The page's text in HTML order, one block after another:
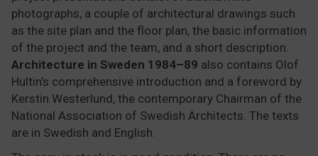
photographs, a couple of architectural drawings such
as the site plan and the floor plan, the basic information
of the project and the team, and a short description.
Architecture in Sweden 1984–89 also contains Olof
Hultin’s comprehensive introduction and a foreword by
Kerstin Westerlund, the contemporary Chairman of the
National Association of Swedish Architects. The texts
are in Swedish and English.